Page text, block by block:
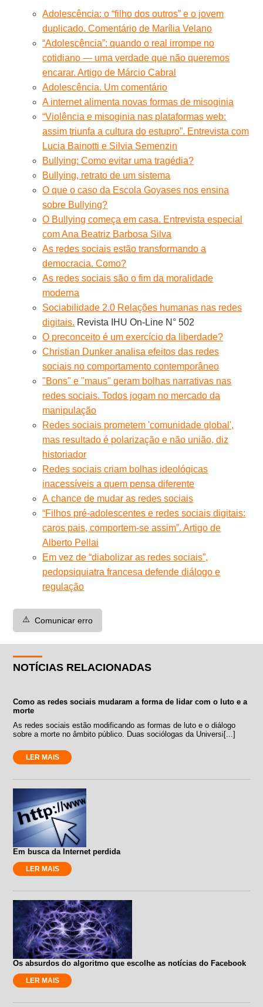
Adolescência: o “filho dos outros” e o jovem
duplicado. Comentário de Marília Velano
“Adolescência”: quando o real irrompe no
cotidiano — uma verdade que não queremos
encarar. Artigo de Márcio Cabral
Adolescência. Um comentário
A internet alimenta novas formas de misoginia
“Violência e misoginia nas plataformas web:
assim triunfa a cultura do estupro”. Entrevista com
Lucia Bainotti e Silvia Semenzin
Bullying: Como evitar uma tragédia?
Bullying, retrato de um sistema
O que o caso da Escola Goyases nos ensina
sobre Bullying?
O Bullying começa em casa. Entrevista especial
com Ana Beatriz Barbosa Silva
As redes sociais estão transformando a
democracia. Como?
As redes sociais são o fim da moralidade
moderna
Sociabilidade 2.0 Relações humanas nas redes
digitais. Revista IHU On-Line N° 502
O preconceito é um exercício da liberdade?
Christian Dunker analisa efeitos das redes
sociais no comportamento contemporâneo
"Bons" e "maus" geram bolhas narrativas nas
redes sociais. Todos jogam no mercado da
manipulação
Redes sociais prometem 'comunidade global',
mas resultado é polarização e não união, diz
historiador
Redes sociais criam bolhas ideológicas
inacessíveis a quem pensa diferente
A chance de mudar as redes sociais
“Filhos pré-adolescentes e redes sociais digitais:
caros pais, comportem-se assim”. Artigo de
Alberto Pellai
Em vez de “diabolizar as redes sociais”,
pedopsiquiatra francesa defende diálogo e
regulação
⚠️ Comunicar erro
NOTÍCIAS RELACIONADAS
Como as redes sociais mudaram a forma de lidar com o luto e a
morte
As redes sociais estão modificando as formas de luto e o diálogo
sobre a morte no âmbito público. Duas sociólogas da Universi[...]
LER MAIS
Em busca da Internet perdida
LER MAIS
Os absurdos do algoritmo que escolhe as notícias do Facebook
LER MAIS